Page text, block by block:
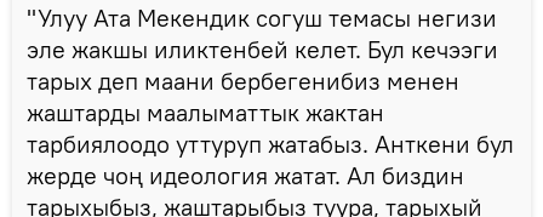
"Улуу Ата Мекендик согуш темасы негизи
эле жакшы иликтенбей келет. Бул кечээги
тарых деп маани бербегенибиз менен
жаштарды маалыматтык жактан
тарбиялоодо уттуруп жатабыз. Анткени бул
жерде чоң идеология жатат. Ал биздин
тарыхыбыз, жаштарыбыз туура, тарыхый